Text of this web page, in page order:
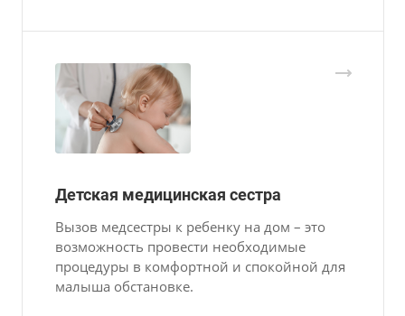
Детская медицинская сестра
Вызов медсестры к ребенку на дом – это
возможность провести необходимые
процедуры в комфортной и спокойной для
малыша обстановке.